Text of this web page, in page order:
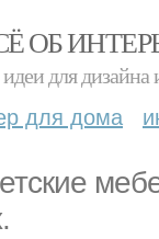
ОБ
для дизайна
для дома